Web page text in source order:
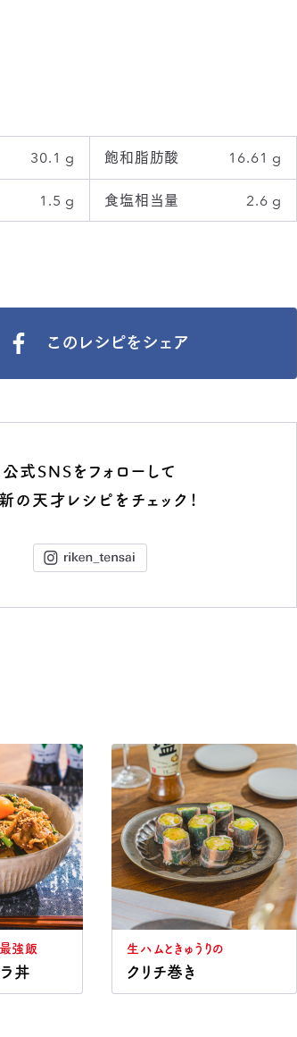
30.1 g 飽和脂肪酸 16.61 g
1.5 g 食塩相当量 2.6 g
このレシピをシェア
公式SNSをフォローして
の天才レシピをチェック！
強飯
丼
生ハムときゅうりの
クリチ巻き